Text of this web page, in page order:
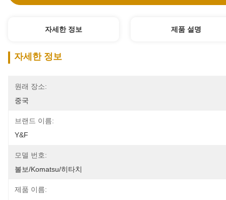
자세한 정보 제품 설명
자세한 정보
원래 장소:
중국
브랜드 이름:
Y&F
모델 번호:
볼보/Komatsu/히타치
제품 이름: